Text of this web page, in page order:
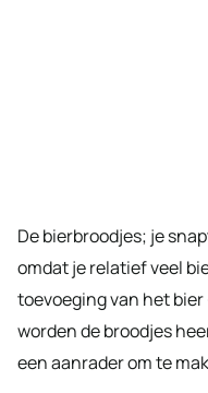
De bierbroodjes; je
omdat je relatief veel
toevoeging van het
worden de broodjes
een aanrader om te